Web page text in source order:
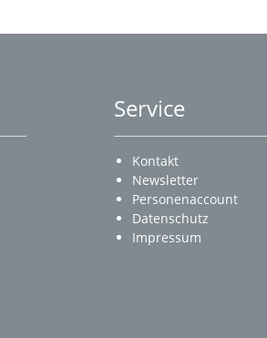
Service
Kontakt
Newsletter
Personenaccount
Datenschutz
Impressum